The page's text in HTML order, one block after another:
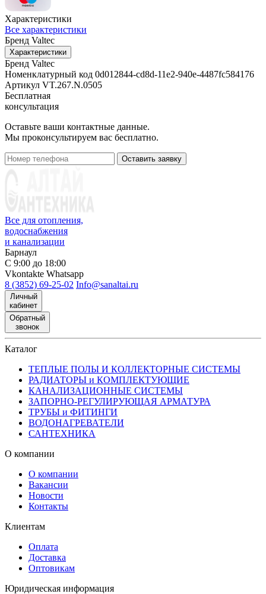
Характеристики
Все характеристики
Бренд Valtec
Характеристики
Бренд Valtec
Номенклатурный код 0d012844-cd8d-11e2-940e-4487fc584176
Артикул VT.267.N.0505
Бесплатная
консультация
Оставьте ваши контактные данные.
Мы проконсультируем вас бесплатно.
Оставить заявку
Все для отопления,
водоснабжения
и канализации
Барнаул
С 9:00 до 18:00
Vkontakte Whatsapp
8 (3852) 69-25-02 Info@sanaltai.ru
Личный
кабинет
Обратный
звонок
Каталог
ТЕПЛЫЕ ПОЛЫ И КОЛЛЕКТОРНЫЕ СИСТЕМЫ
РАДИАТОРЫ и КОМПЛЕКТУЮЩИЕ
КАНАЛИЗАЦИОННЫЕ СИСТЕМЫ
ЗАПОРНО-РЕГУЛИРУЮЩАЯ АРМАТУРА
ТРУБЫ и ФИТИНГИ
ВОДОНАГРЕВАТЕЛИ
САНТЕХНИКА
О компании
О компании
Вакансии
Новости
Контакты
Клиентам
Оплата
Доставка
Оптовикам
Юридическая информация